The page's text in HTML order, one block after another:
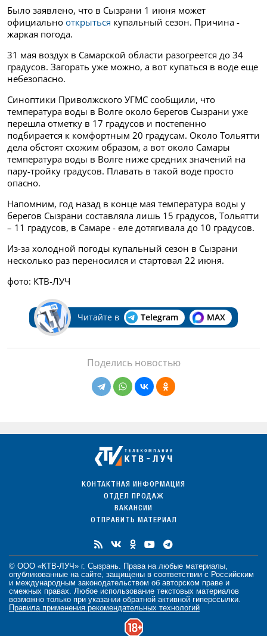
Было заявлено, что в Сызрани 1 июня может
официально открыться купальный сезон. Причина -
жаркая погода.
31 мая воздух в Самарской области разогреется до 34
градусов. Загорать уже можно, а вот купаться в воде еще
небезопасно.
Синоптики Приволжского УГМС сообщили, что
температура воды в Волге около берегов Сызрани уже
перешла отметку в 17 градусов и постепенно
подбирается к комфортным 20 градусам. Около Тольятти
дела обстоят схожим образом, а вот около Самары
температура воды в Волге ниже средних значений на
пару-тройку градусов. Плавать в такой воде просто
опасно.
Напомним, год назад в конце мая температура воды у
берегов Сызрани составляла лишь 15 градусов, Тольятти
– 11 градусов, в Самаре - еле дотягивала до 10 градусов.
Из-за холодной погоды купальный сезон в Сызрани
несколько раз переносился и стартовал 22 июня.
фото: КТВ-ЛУЧ
Читайте в Telegram MAX
Поделись новостью
КОНТАКТНАЯ ИНФОРМАЦИЯ
ОТДЕЛ ПРОДАЖ
ВАКАНСИИ
ОТПРАВИТЬ МАТЕРИАЛ
© ООО «КТВ-ЛУЧ» г. Сызрань. Права на любые материалы,
опубликованные на сайте, защищены в соответствии с Российским
и международным законодательством об авторском праве и
смежных правах. Любое использование текстовых материалов
возможно только при указании обратной активной гиперссылки.
Правила применения рекомендательных технологий